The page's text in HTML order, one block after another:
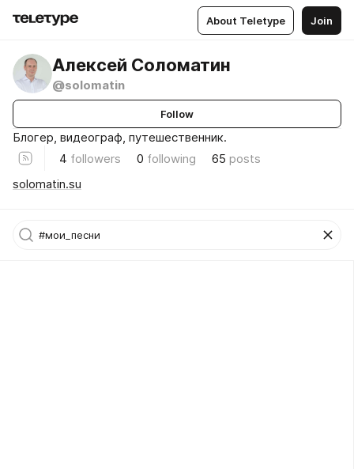
About Teletype Join
Алексей Соломатин
@solomatin
Follow
Блогер, видеограф, путешественник.
4 followers 0 following 65 posts
solomatin.su